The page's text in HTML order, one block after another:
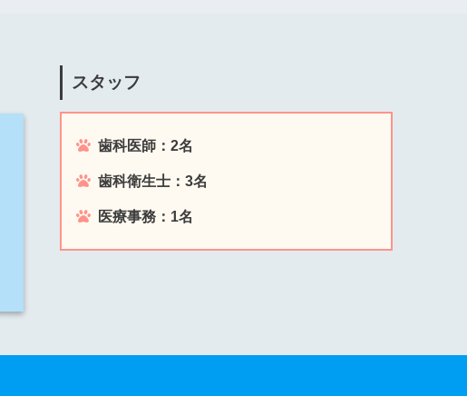
スタッフ
歯科医師：2名
歯科衛生士：3名
医療事務：1名